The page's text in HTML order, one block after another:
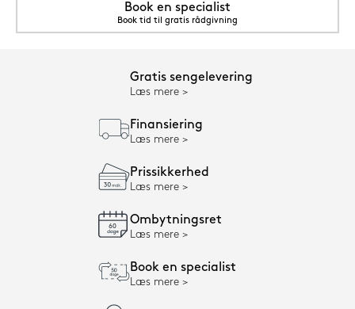
Book en specialist
Book tid til gratis rådgivning
Gratis sengelevering
Læs mere
Finansiering
Læs mere
Prissikkerhed
Læs mere
Ombytningsret
Læs mere
Book en specialist
Læs mere